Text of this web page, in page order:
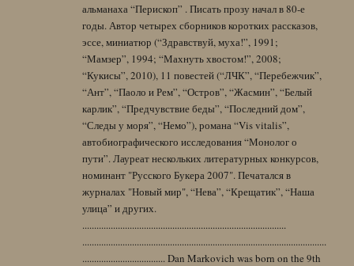
альманаха “Перископ” . Писать прозу начал в 80-е
годы. Автор четырех сборников коротких рассказов,
эссе, миниатюр (“Здравствуй, муха!”, 1991;
“Мамзер”, 1994; “Махнуть хвостом!”, 2008;
“Кукисы”, 2010), 11 повестей (“ЛЧК”, “Перебежчик”,
“Ант”, “Паоло и Рем”, “Остров”, “Жасмин”, “Белый
карлик”, “Предчувствие беды”, “Последний дом”,
“Следы у моря”, “Немо”), романа “Vis vitalis”,
автобиографического исследования “Монолог о
пути”. Лауреат нескольких литературных конкурсов,
номинант "Русского Букера 2007". Печатался в
журналах "Новый мир", “Нева”, “Крещатик”, “Наша
улица” и других.
......................................................................................
.......................................................................................................
................................... Dan Markovich was born on the 9th